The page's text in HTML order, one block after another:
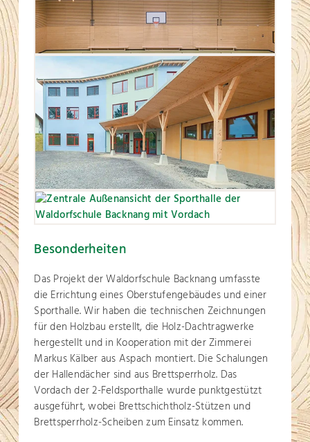
Besonderheiten
Das Projekt der Waldorfschule Backnang umfasste
die Errichtung eines Oberstufengebäudes und einer
Sporthalle. Wir haben die technischen Zeichnungen
für den Holzbau erstellt, die Holz-Dachtragwerke
hergestellt und in Kooperation mit der Zimmerei
Markus Kälber aus Aspach montiert. Die Schalungen
der Hallendächer sind aus Brettsperrholz. Das
Vordach der 2-Feldsporthalle wurde punktgestützt
ausgeführt, wobei Brettschichtholz-Stützen und
Brettsperrholz-Scheiben zum Einsatz kommen.